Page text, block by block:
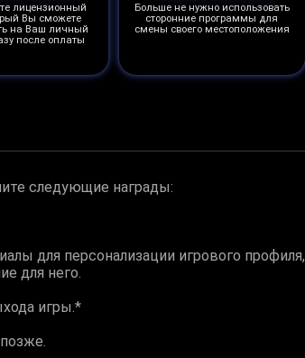
лицензионный
Вы сможете
на Ваш личный
после оплаты
Больше не нужно использовать
сторонние программы для
смены своего местоположения
следующие награды:
для персонализации игрового профиля,
для него.
игры.*